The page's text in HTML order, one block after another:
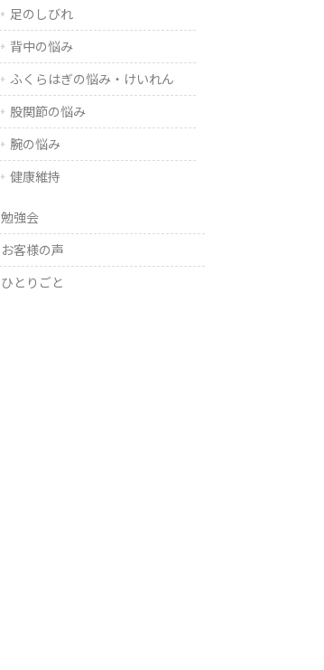
足のしびれ
背中の悩み
ふくらはぎの悩み・けいれん
股関節の悩み
腕の悩み
健康維持
勉強会
お客様の声
ひとりごと